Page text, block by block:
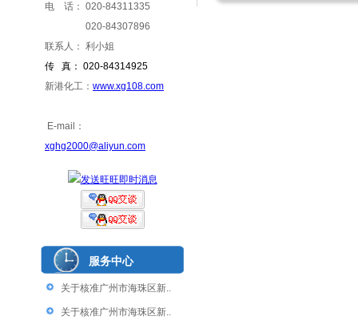
电 话： 020-84311335
020-84307896
联系人： 利小姐
传 真： 020-84314925
新港化工： www.xg108.com
E-mail：
xghg2000@aliyun.com
服务中心
关于核准广州市海珠区新..
关于核准广州市海珠区新..